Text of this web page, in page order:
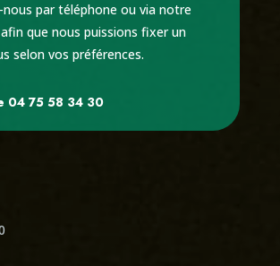
par téléphone ou via notre
que nous puissions fixer un
selon vos préférences.
04 75 58 34 30